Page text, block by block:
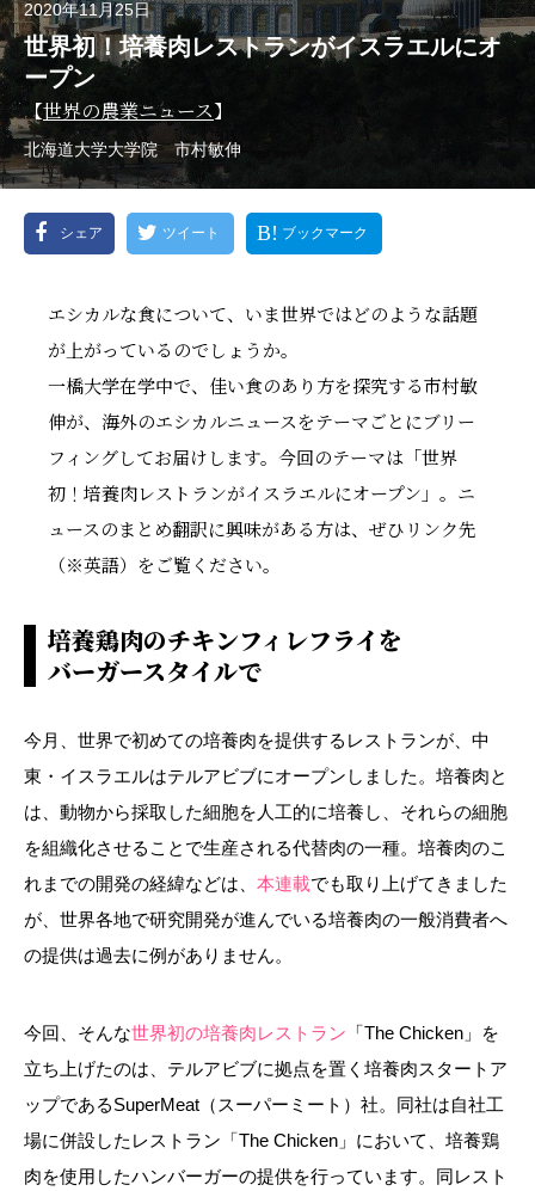
2020年11月25日
世界初！培養肉レストランがイスラエルにオ
ープン
【世界の農業ニュース】
北海道大学大学院 市村敏伸
シェア ツイート ブックマーク
エシカルな食について、いま世界ではどのような話題
が上がっているのでしょうか。
一橋大学在学中で、佳い食のあり方を探究する市村敏
伸が、海外のエシカルニュースをテーマごとにブリー
フィングしてお届けします。今回のテーマは「世界
初！培養肉レストランがイスラエルにオープン」。ニ
ュースのまとめ翻訳に興味がある方は、ぜひリンク先
（※英語）をご覧ください。
培養鶏肉のチキンフィレフライを
バーガースタイルで
今月、世界で初めての培養肉を提供するレストランが、中
東・イスラエルはテルアビブにオープンしました。培養肉と
は、動物から採取した細胞を人工的に培養し、それらの細胞
を組織化させることで生産される代替肉の一種。培養肉のこ
れまでの開発の経緯などは、 本連載でも取り上げてきました
が、世界各地で研究開発が進んでいる培養肉の一般消費者へ
の提供は過去に例がありません。
今回、そんな世界初の培養肉レストラン 「The Chicken」を
立ち上げたのは、テルアビブに拠点を置く培養肉スタートア
ップであるSuperMeat（スーパーミート）社。同社は自社工
場に併設したレストラン「The Chicken」において、培養鶏
肉を使用したハンバーガーの提供を行っています。同レスト